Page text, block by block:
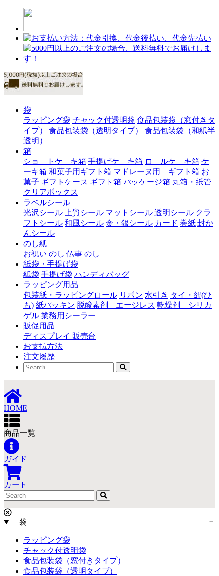
袋
ラッピング袋 チャック付透明袋 食品包装袋（窓付きタ
イプ）
食品包装袋（透明タイプ）
食品包装袋（和紙半
透明）
箱
ショートケーキ箱 手提げケーキ箱 ロールケーキ箱 ケ
ーキ箱 和菓子用ギフト箱 マドレーヌ用 ギフト箱 お
菓子 ギフトケース ギフト箱 パッケージ箱 丸箱・紙管
クリアボックス
ラベルシール
光沢シール
上質シール マットシール 透明シール クラ
フトシール 和風シール 金・銀シール カード 巻紙 封か
んシール
のし紙
お祝い のし 仏事 のし
紙袋・手提げ袋
紙袋 手提げ袋 ハンディバッグ
ラッピング用品
包装紙・ラッピングロール リボン 水引き タイ・紐(ひ
も) 紙パッキン 脱酸素剤 エージレス 乾燥剤 シリカ
ゲル 業務用シーラー
販促用品
ディスプレイ 販売台
お支払方法
注文履歴
HOME
商品一覧
ガイド
カート
袋
ラッピング袋
チャック付透明袋
食品包装袋（窓付きタイプ）
食品包装袋（透明タイプ）